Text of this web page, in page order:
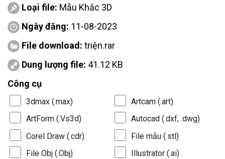
Loại file: Mẫu Khắc 3D
Ngày đăng: 11-08-2023
File download: triện.rar
Dung lượng file: 41.12 KB
Công cụ
3dmax (.max)
Artcam (.art)
ArtForm (.Vs3d)
Autocad (.dxf, .dwg)
Corel Draw (.cdr)
File mẫu (.stl)
File Obj (.Obj)
Illustrator (.ai)